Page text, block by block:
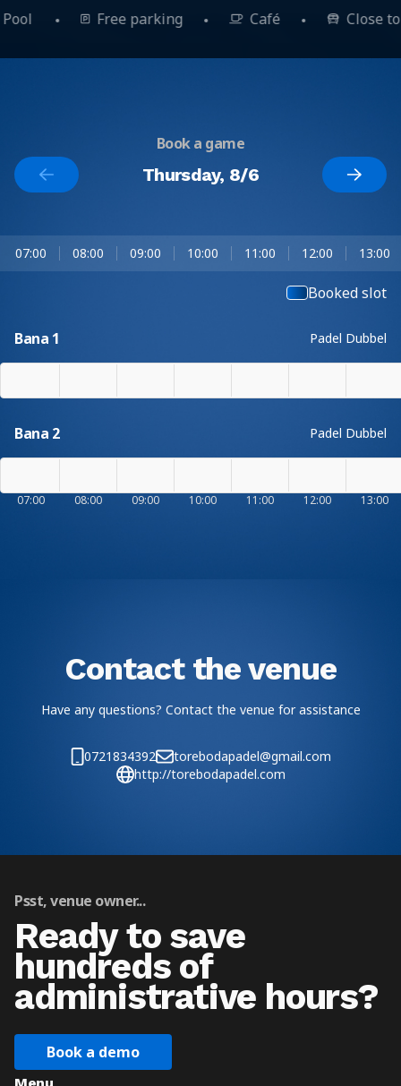
Pool Free parking Café Close
Book a game
Thursday, 8/6
07:00 08:00 09:00 10:00 11:00 12:00 13:00
Booked slot
Bana 1 Padel Dubbel
Bana 2 Padel Dubbel
07:00 08:00 09:00 10:00 11:00 12:00 13:00
Contact the venue
Have any questions? Contact the venue for assistance
0721834392
torebodapadel@gmail.com
http://torebodapadel.com
Psst, venue owner...
Ready to save
hundreds of
administrative hours?
Book a demo